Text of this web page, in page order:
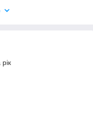
приємними для душі і
Прийшовши додому
зір пильно
значно розширився